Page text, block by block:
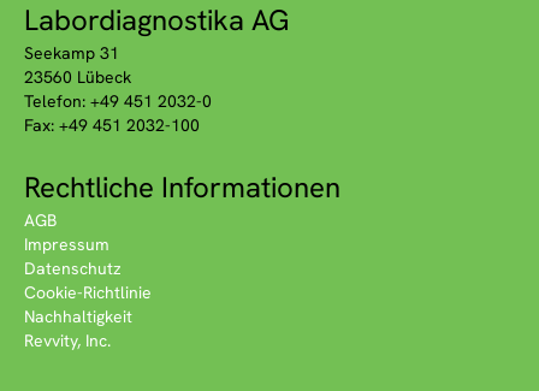
Labordiagnostika AG
Seekamp 31
23560 Lübeck
Telefon: +49 451 2032-0
Fax: +49 451 2032-100
Rechtliche Informationen
AGB
Impressum
Datenschutz
Cookie-Richtlinie
Nachhaltigkeit
Revvity, Inc.